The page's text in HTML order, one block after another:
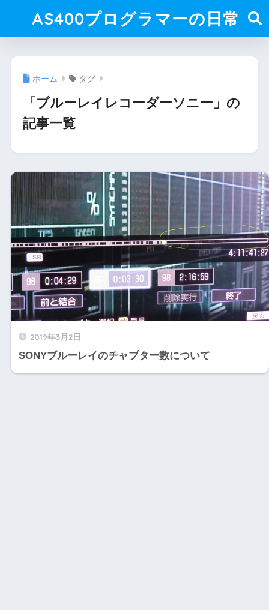
AS400プログラマーの日常
ホーム タグ
「ブルーレイレコーダーソニー」の
記事一覧
2019年3月2日
SONYブルーレイのチャプター数について